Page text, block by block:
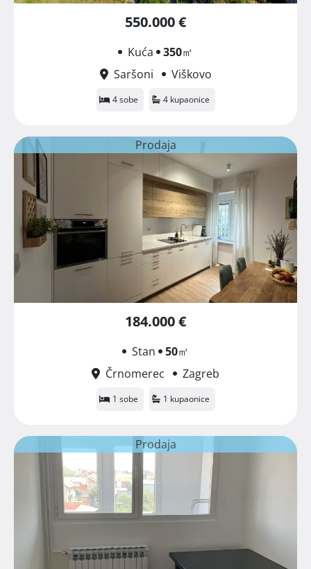
550.000 €
Kuća 350㎡
Saršoni
Viškovo
4 sobe 4 kupaonice
Prodaja
184.000 €
Stan 50㎡
Črnomerec
Zagreb
1 sobe 1 kupaonice
Prodaja